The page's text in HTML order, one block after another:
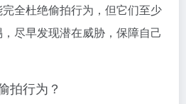
全杜绝偷拍行为，但它们至少
尽早发现潜在威胁，保障自己
拍行为？